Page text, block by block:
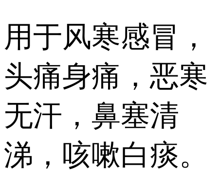
用于风寒感冒，
头痛身痛，恶寒
无汗，鼻塞清
涕，咳嗽白痰。